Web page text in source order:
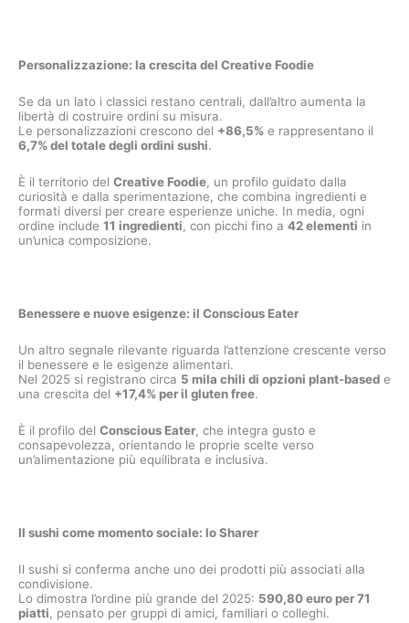
Personalizzazione: la crescita del Creative Foodie
Se da un lato i classici restano centrali, dall’altro aumenta la
libertà di costruire ordini su misura.
Le personalizzazioni crescono del +86,5% e rappresentano il
6,7% del totale degli ordini sushi.
È il territorio del Creative Foodie, un profilo guidato dalla
curiosità e dalla sperimentazione, che combina ingredienti e
formati diversi per creare esperienze uniche. In media, ogni
ordine include 11 ingredienti, con picchi fino a 42 elementi in
un’unica composizione.
Benessere e nuove esigenze: il Conscious Eater
Un altro segnale rilevante riguarda l’attenzione crescente verso
il benessere e le esigenze alimentari.
Nel 2025 si registrano circa 5 mila chili di opzioni plant-based e
una crescita del +17,4% per il gluten free.
È il profilo del Conscious Eater, che integra gusto e
consapevolezza, orientando le proprie scelte verso
un’alimentazione più equilibrata e inclusiva.
Il sushi come momento sociale: lo Sharer
Il sushi si conferma anche uno dei prodotti più associati alla
condivisione.
Lo dimostra l’ordine più grande del 2025: 590,80 euro per 71
piatti, pensato per gruppi di amici, familiari o colleghi.